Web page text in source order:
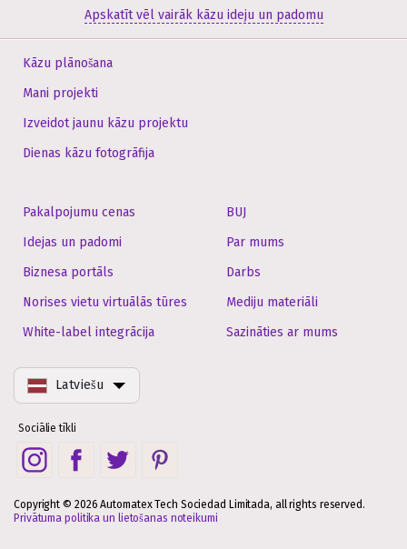
Apskatīt vēl vairāk kāzu ideju un padomu
Kāzu plānošana
Mani projekti
Izveidot jaunu kāzu projektu
Dienas kāzu fotogrāfija
Pakalpojumu cenas
Idejas un padomi
Biznesa portāls
Norises vietu virtuālās tūres
White-label integrācija
BUJ
Par mums
Darbs
Mediju materiāli
Sazināties ar mums
Latviešu
Sociālie tīkli
Copyright © 2026 Automatex Tech Sociedad Limitada, all rights reserved.
Privātuma politika un lietošanas noteikumi